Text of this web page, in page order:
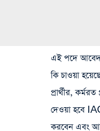
এই পদে
কি চাওয়া
প্রার্থীর,
দেওয়া হবে
করবেন এবং